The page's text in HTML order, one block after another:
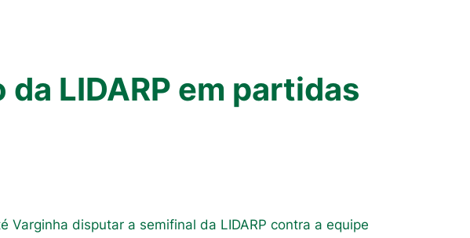
LIDARP em partidas
disputar a semifinal da LIDARP contra a equipe